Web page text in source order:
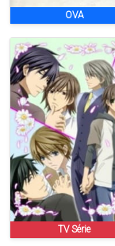
OVA
TV Série